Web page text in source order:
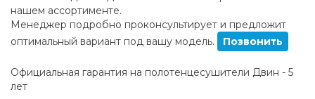
нашем ассортименте.
Менеджер подробно проконсультирует и предложит
оптимальный вариант под вашу модель.
Позвонить
Официальная гарантия на полотенцесушители Двин - 5
лет